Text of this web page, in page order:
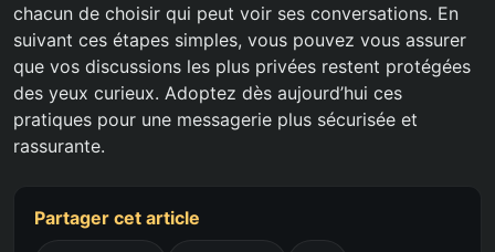
chacun de choisir qui peut voir ses conversations. En
suivant ces étapes simples, vous pouvez vous assurer
que vos discussions les plus privées restent protégées
des yeux curieux. Adoptez dès aujourd’hui ces
pratiques pour une messagerie plus sécurisée et
rassurante.
Partager cet article